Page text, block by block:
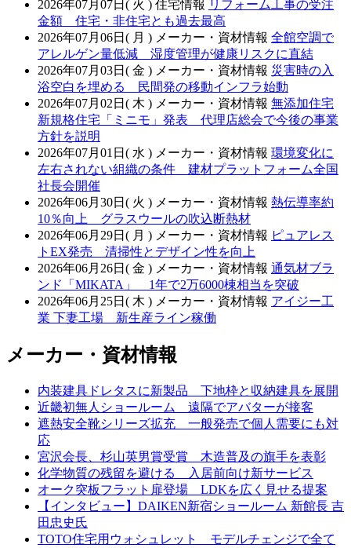
2026年07月07日( 火 ) 住宅情報 リフォーム工事の受注
金額 住宅・非住宅とも過去最高
2026年07月06日( 月 ) メーカー・資材情報 全館空調で
アレルゲン量低減 湿度管理が健康リスクに直結
2026年07月03日( 金 ) メーカー・資材情報 災害時の入
浴空白を埋める 民間発の移動インフラ始動
2026年07月02日( 木 ) メーカー・資材情報 無添加住宅
新規格住宅「ミニモ」発表 代理店総会で今後の事業
方針を説明
2026年07月01日( 水 ) メーカー・資材情報 環境変化に
左右されない組織の条件 建材プラットフォーム全国
社長会開催
2026年06月30日( 火 ) メーカー・資材情報 熱伝導率約
10％向上 グラスウールの吹込断熱材
2026年06月29日( 月 ) メーカー・資材情報 ピュアレス
トEX発売 清掃性とデザイン性を向上
2026年06月26日( 金 ) メーカー・資材情報 通気材ブラ
ンド「MIKATA」 1年で2万6000棟相当を突破
2026年06月25日( 木 ) メーカー・資材情報 アイジー工
業 下妻工場 新生産ライン稼働
メーカー・資材情報
内装建具ドレタスに新製品 下地枠と収納建具を展開
近畿初無人ショールーム 遠隔でアバターが接客
遮熱安全靴シリーズ拡充 一般発売で個人需要にも対
応
宮沢会長、杉山英男賞受賞 木造普及の旗手を表彰
化学物質の残留を避ける 入居前向け新サービス
オーク突板フラット扉登場 LDKを広く見せる提案
【インタビュー】DAIKEN新宿ショールーム 新館長 吉
田忠史氏
TOTO住宅用ウォシュレット モデルチェンジで全て